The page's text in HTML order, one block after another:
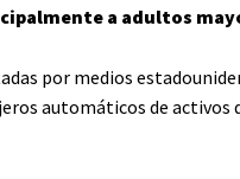
a adultos
por medios
automáticos de